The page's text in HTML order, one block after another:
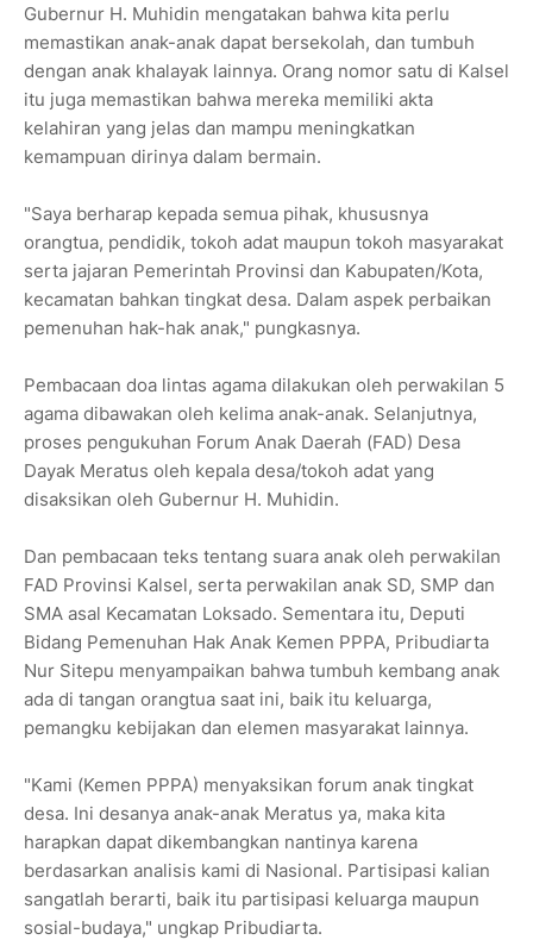
‎Gubernur H. Muhidin mengatakan bahwa kita perlu
memastikan anak-anak dapat bersekolah, dan tumbuh
dengan anak khalayak lainnya. Orang nomor satu di Kalsel
itu juga memastikan bahwa mereka memiliki akta
kelahiran yang jelas dan mampu meningkatkan
kemampuan dirinya dalam bermain.
‎"Saya berharap kepada semua pihak, khususnya
orangtua, pendidik, tokoh adat maupun tokoh masyarakat
serta jajaran Pemerintah Provinsi dan Kabupaten/Kota,
kecamatan bahkan tingkat desa. Dalam aspek perbaikan
pemenuhan hak-hak anak," pungkasnya.
‎Pembacaan doa lintas agama dilakukan oleh perwakilan 5
agama dibawakan oleh kelima anak-anak. Selanjutnya,
proses pengukuhan Forum Anak Daerah (FAD) Desa
Dayak Meratus oleh kepala desa/tokoh adat yang
disaksikan oleh Gubernur H. Muhidin.
‎Dan pembacaan teks tentang suara anak oleh perwakilan
FAD Provinsi Kalsel, serta perwakilan anak SD, SMP dan
SMA asal Kecamatan Loksado. Sementara itu, Deputi
Bidang Pemenuhan Hak Anak Kemen PPPA, Pribudiarta
Nur Sitepu menyampaikan bahwa tumbuh kembang anak
ada di tangan orangtua saat ini, baik itu keluarga,
pemangku kebijakan dan elemen masyarakat lainnya.
‎"Kami (Kemen PPPA) menyaksikan forum anak tingkat
desa. Ini desanya anak-anak Meratus ya, maka kita
harapkan dapat dikembangkan nantinya karena
berdasarkan analisis kami di Nasional. Partisipasi kalian
sangatlah berarti, baik itu partisipasi keluarga maupun
sosial-budaya," ungkap Pribudiarta.